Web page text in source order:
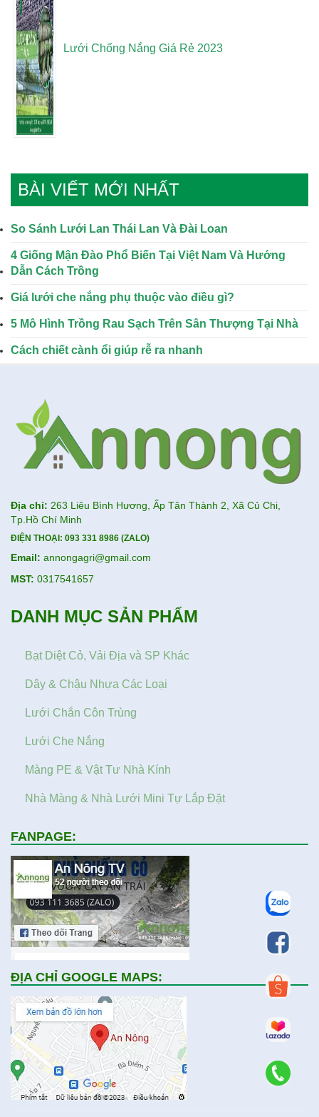
Lưới Chống Nắng Giá Rẻ 2023
BÀI VIẾT MỚI NHẤT
So Sánh Lưới Lan Thái Lan Và Đài Loan
4 Giống Mận Đào Phổ Biến Tại Việt Nam Và Hướng
Dẫn Cách Trồng
Giá lưới che nắng phụ thuộc vào điều gì?
5 Mô Hình Trồng Rau Sạch Trên Sân Thượng Tại Nhà
Cách chiết cành ổi giúp rễ ra nhanh
Địa chỉ: 263 Liêu Bình Hương, Ấp Tân Thành 2, Xã Củ Chi,
Tp.Hồ Chí Minh
ĐIỆN THOẠI: 093 331 8986 (ZALO)
Email: annongagri@gmail.com
MST: 0317541657
DANH MỤC SẢN PHẨM
Bạt Diệt Cỏ, Vải Địa và SP Khác
Dây & Chậu Nhựa Các Loại
Lưới Chắn Côn Trùng
Lưới Che Nắng
Màng PE & Vật Tư Nhà Kính
Nhà Màng & Nhà Lưới Mini Tự Lắp Đặt
FANPAGE:
ĐỊA CHỈ GOOGLE MAPS: